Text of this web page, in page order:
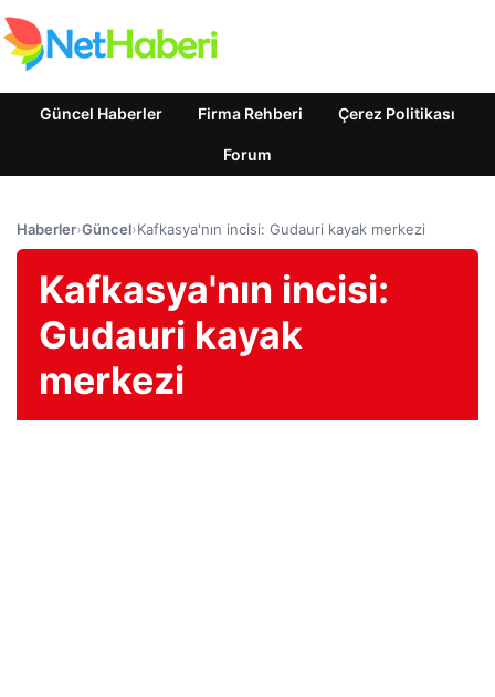
Güncel Haberler Firma Rehberi Çerez Politikası
Forum
Haberler›Güncel›Kafkasya'nın incisi: Gudauri kayak merkezi
Kafkasya'nın incisi:
Gudauri kayak
merkezi